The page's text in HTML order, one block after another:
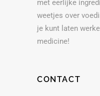
met eerlijke
weetjes over
je kunt laten
medicine!
CONTACT